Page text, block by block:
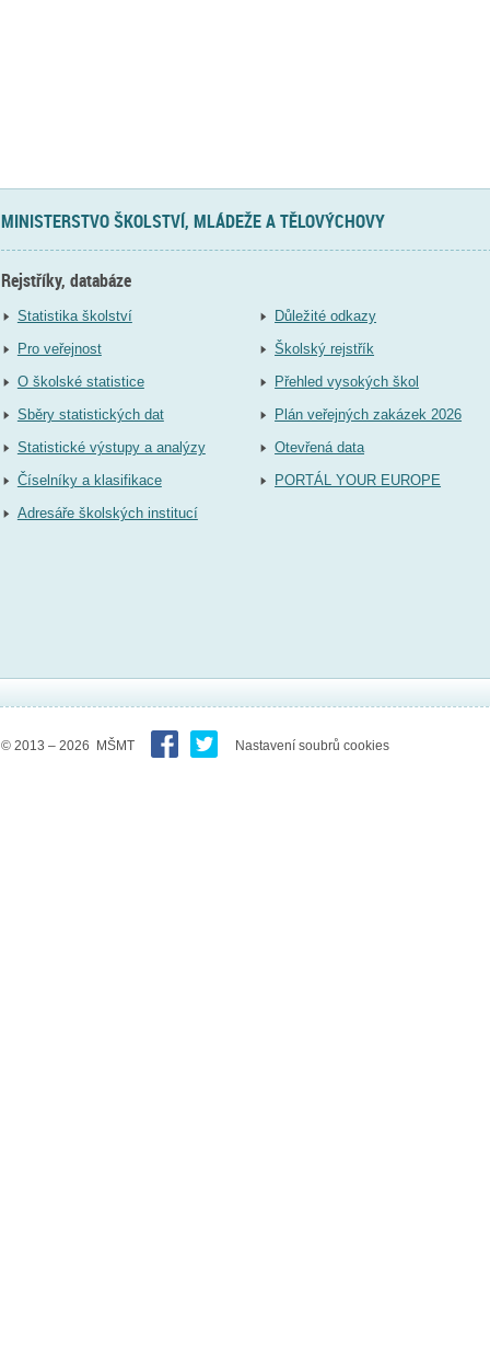
MINISTERSTVO ŠKOLSTVÍ, MLÁDEŽE A TĚLOVÝCHOVY
Rejstříky, databáze
Statistika školství
Pro veřejnost
O školské statistice
Sběry statistických dat
Statistické výstupy a analýzy
Číselníky a klasifikace
Adresáře školských institucí
Důležité odkazy
Školský rejstřík
Přehled vysokých škol
Plán veřejných zakázek 2026
Otevřená data
PORTÁL YOUR EUROPE
© 2013 – 2026 MŠMT Nastavení soubrů cookies